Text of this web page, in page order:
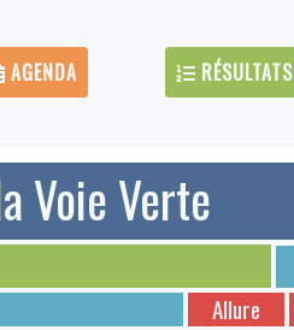
AGENDA RÉSULTATS
Voie Verte
Allure